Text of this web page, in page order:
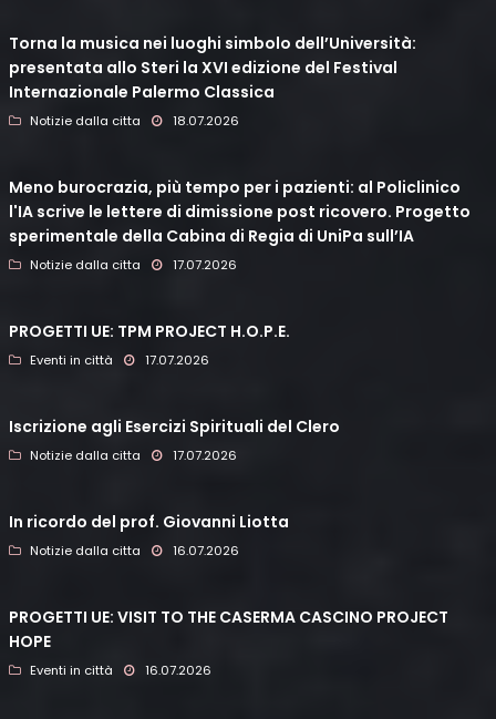
Torna la musica nei luoghi simbolo dell’Università:
presentata allo Steri la XVI edizione del Festival
Internazionale Palermo Classica
Notizie dalla citta 18.07.2026
Meno burocrazia, più tempo per i pazienti: al Policlinico
l'IA scrive le lettere di dimissione post ricovero. Progetto
sperimentale della Cabina di Regia di UniPa sull’IA
Notizie dalla citta 17.07.2026
PROGETTI UE: TPM PROJECT H.O.P.E.
Eventi in città 17.07.2026
Iscrizione agli Esercizi Spirituali del Clero
Notizie dalla citta 17.07.2026
In ricordo del prof. Giovanni Liotta
Notizie dalla citta 16.07.2026
PROGETTI UE: VISIT TO THE CASERMA CASCINO PROJECT
HOPE
Eventi in città 16.07.2026